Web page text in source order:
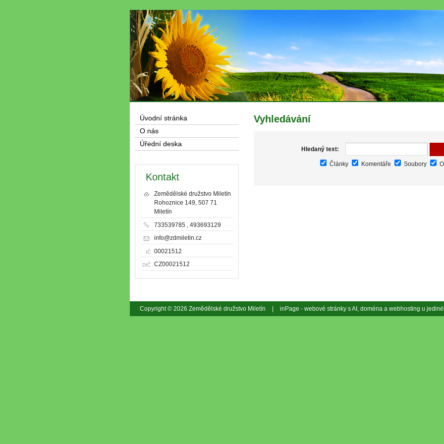
Vyhledávání
Hledaný text:
Články Komentáře Soubory
Úvodní stránka
O nás
Úřední deska
Kontakt
Zemědělské družstvo Miletín
Rohoznice 149, 507 71
Miletín
733539785 , 493693129
info@zdmiletin.cz
IČ 00021512
DIČ CZ00021512
Copyright © 2026 Zemědělské družstvo Miletín | inPage - webové stránky s AI, doména a webhosting u